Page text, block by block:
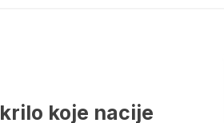
koje nacije